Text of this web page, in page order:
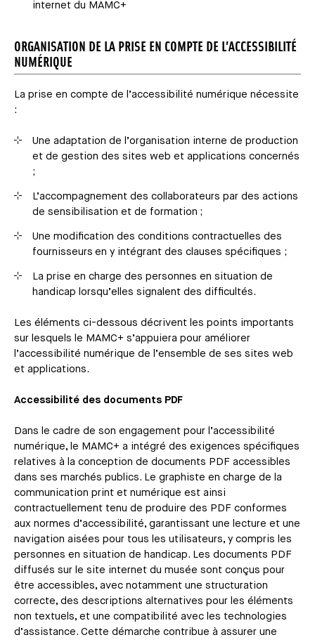
internet du MAMC+
ORGANISATION DE LA PRISE EN COMPTE DE L’ACCESSIBILITÉ
NUMÉRIQUE
La prise en compte de l’accessibilité numérique nécessite
:
Une adaptation de l’organisation interne de production
et de gestion des sites web et applications concernés
;
L’accompagnement des collaborateurs par des actions
de sensibilisation et de formation ;
Une modification des conditions contractuelles des
fournisseurs en y intégrant des clauses spécifiques ;
La prise en charge des personnes en situation de
handicap lorsqu’elles signalent des difficultés.
Les éléments ci-dessous décrivent les points importants
sur lesquels le MAMC+ s’appuiera pour améliorer
l’accessibilité numérique de l’ensemble de ses sites web
et applications.
Accessibilité des documents PDF
Dans le cadre de son engagement pour l’accessibilité
numérique, le MAMC+ a intégré des exigences spécifiques
relatives à la conception de documents PDF accessibles
dans ses marchés publics. Le graphiste en charge de la
communication print et numérique est ainsi
contractuellement tenu de produire des PDF conformes
aux normes d’accessibilité, garantissant une lecture et une
navigation aisées pour tous les utilisateurs, y compris les
personnes en situation de handicap. Les documents PDF
diffusés sur le site internet du musée sont conçus pour
être accessibles, avec notamment une structuration
correcte, des descriptions alternatives pour les éléments
non textuels, et une compatibilité avec les technologies
d’assistance. Cette démarche contribue à assurer une